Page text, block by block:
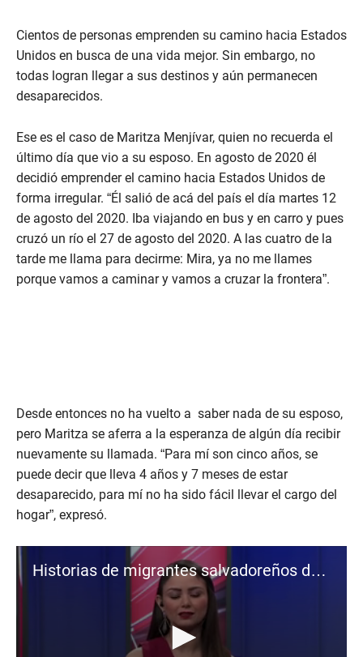
Cientos de personas emprenden su camino hacia Estados
Unidos en busca de una vida mejor. Sin embargo, no
todas logran llegar a sus destinos y aún permanecen
desaparecidos.
Ese es el caso de Maritza Menjívar, quien no recuerda el
último día que vio a su esposo. En agosto de 2020 él
decidió emprender el camino hacia Estados Unidos de
forma irregular. “Él salió de acá del país el día martes 12
de agosto del 2020. Iba viajando en bus y en carro y pues
cruzó un río el 27 de agosto del 2020. A las cuatro de la
tarde me llama para decirme: Mira, ya no me llames
porque vamos a caminar y vamos a cruzar la frontera”.
Desde entonces no ha vuelto a saber nada de su esposo,
pero Maritza se aferra a la esperanza de algún día recibir
nuevamente su llamada. “Para mí son cinco años, se
puede decir que lleva 4 años y 7 meses de estar
desaparecido, para mí no ha sido fácil llevar el cargo del
hogar”, expresó.
Historias de migrantes salvadoreños desaparecidos